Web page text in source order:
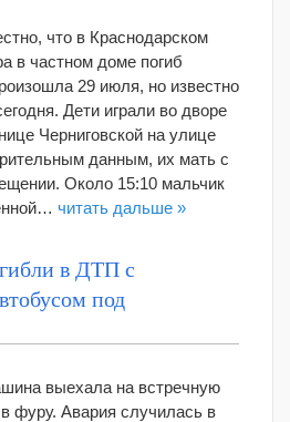
что в Краснодарском
в частном доме погиб
29 июля, но известно
Дети играли во дворе
Черниговской на улице
данным, их мать с
Около 15:10 мальчик
читать дальше »
в ДТП с
под
выехала на встречную
фуру. Авария случилась в